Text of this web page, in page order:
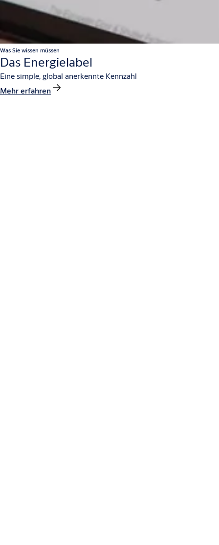
Was Sie wissen müssen
Das Energielabel
Eine simple, global anerkennte Kennzahl
Mehr erfahren